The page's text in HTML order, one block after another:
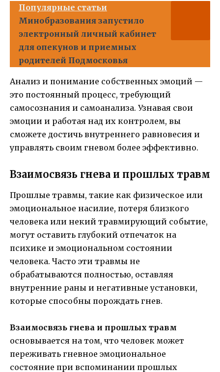
Популярные статьи
Минобразования запустило
электронный личный кабинет
для опекунов и приемных
родителей Подмосковья
Анализ и понимание собственных эмоций —
это постоянный процесс, требующий
самосознания и самоанализа. Узнавая свои
эмоции и работая над их контролем, вы
сможете достичь внутреннего равновесия и
управлять своим гневом более эффективно.
Взаимосвязь гнева и прошлых травм
Прошлые травмы, такие как физическое или
эмоциональное насилие, потеря близкого
человека или некий травмирующий событие,
могут оставить глубокий отпечаток на
психике и эмоциональном состоянии
человека. Часто эти травмы не
обрабатываются полностью, оставляя
внутренние раны и негативные установки,
которые способны порождать гнев.
Взаимосвязь гнева и прошлых травм
основывается на том, что человек может
переживать гневное эмоциональное
состояние при вспоминании прошлых